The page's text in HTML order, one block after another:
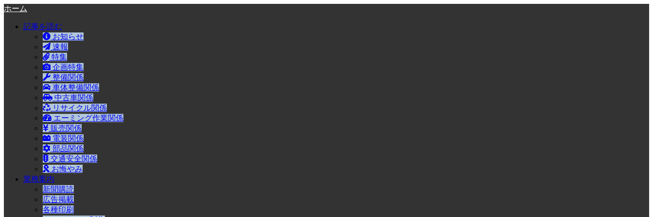
ホーム
記事を読む
お知らせ
速報
特集
企画特集
整備関係
車体整備関係
中古車関係
リサイクル関係
エーミング作業関係
販売関係
電装関係
部品関係
交通安全関係
お悔やみ
業務案内
新聞購読
広告掲載
各種印刷